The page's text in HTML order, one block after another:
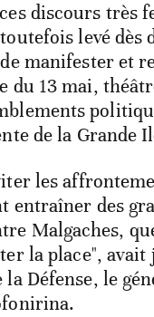
discours très
levé dès
manifester et
du 13 mai,
de la Grande
les
entraîner des
Malgaches,
la place",
Défense, le